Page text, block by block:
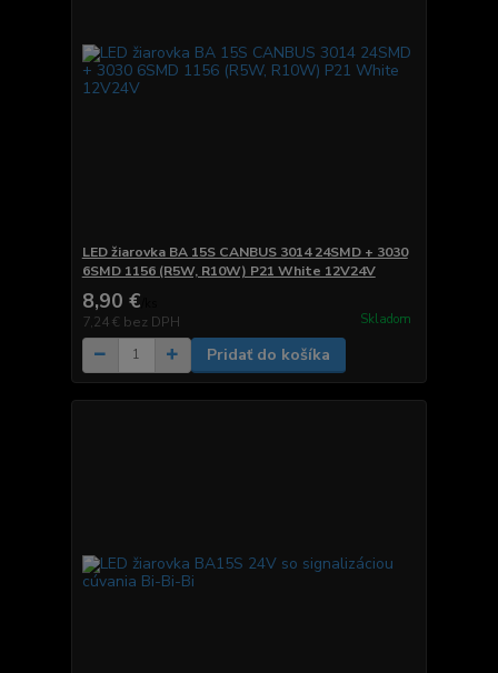
LED žiarovka BA 15S CANBUS 3014 24SMD + 3030
6SMD 1156 (R5W, R10W) P21 White 12V24V
8,90 €
7,24 € bez DPH Skladom
Pridať do košíka